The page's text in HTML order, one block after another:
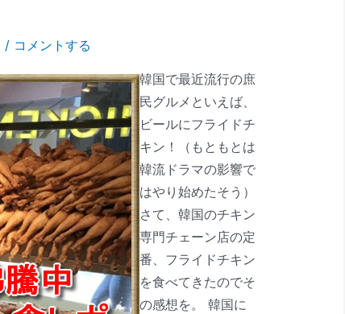
/ コメントする
韓国で最近流行の庶
民グルメといえば、
ビールにフライドチ
キン！（もともとは
韓流ドラマの影響で
はやり始めたそう）
さて、韓国のチキン
専門チェーン店の定
番、フライドチキン
を食べてきたのでそ
の感想を。 韓国に